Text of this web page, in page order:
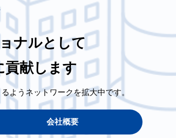
ナルとして
貢献します
ようネットワークを拡大中です。
会社概要